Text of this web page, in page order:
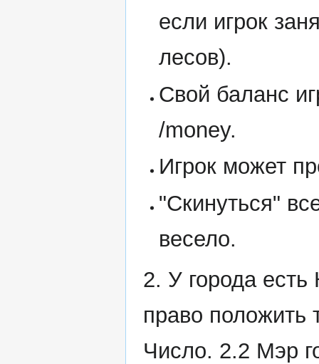
если игрок
лесов).
Свой баланс
/money.
Игрок может
"Скинуться"
весело.
2. У города
право положить
Число. 2.2 Мэр